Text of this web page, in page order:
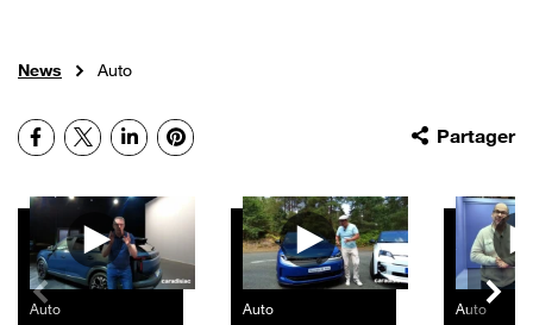
News Auto
Partager
Facebook
X LinkedInPinterest
Autres vidéos
Auto Auto Auto